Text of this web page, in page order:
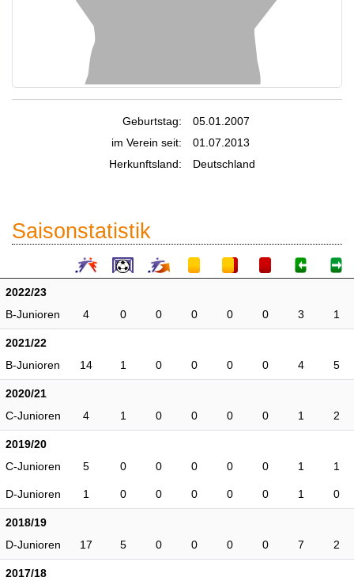
Geburtstag:
05.01.2007
im Verein seit:
01.07.2013
Herkunftsland:
Deutschland
Saisonstatistik
2022/23
B-Junioren
4 0 0 0 0 0 3 1
2021/22
B-Junioren
14 1 0 0 0 0 4 5
2020/21
C-Junioren
4 1 0 0 0 0 1 2
2019/20
C-Junioren
5 0 0 0 0 0 1 1
D-Junioren 1 0 0 0 0 0 1 0
2018/19
D-Junioren
17 5 0 0 0 0 7 2
2017/18